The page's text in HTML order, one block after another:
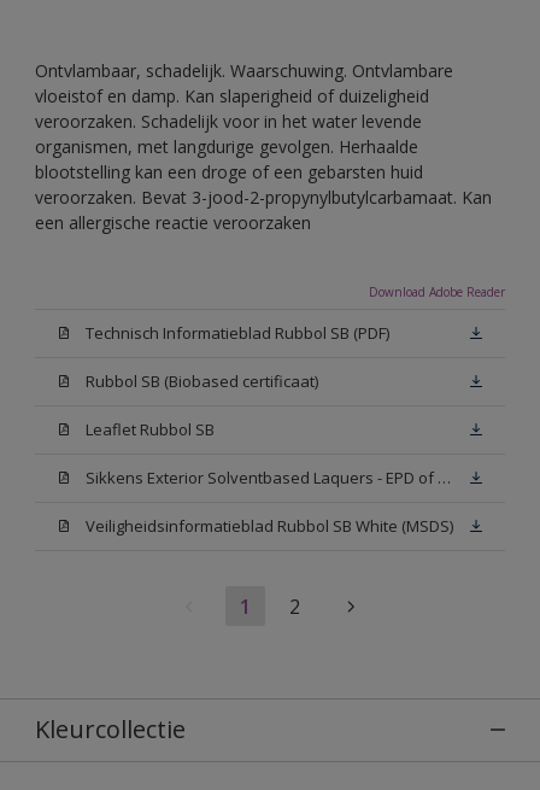
Ontvlambaar, schadelijk. Waarschuwing. Ontvlambare
vloeistof en damp. Kan slaperigheid of duizeligheid
veroorzaken. Schadelijk voor in het water levende
organismen, met langdurige gevolgen. Herhaalde
blootstelling kan een droge of een gebarsten huid
veroorzaken. Bevat 3-jood-2-propynylbutylcarbamaat. Kan
een allergische reactie veroorzaken
Download Adobe Reader
Technisch Informatieblad Rubbol SB (PDF)
Rubbol SB (Biobased certificaat)
Leaflet Rubbol SB
Sikkens Exterior Solventbased Laquers - EPD of Milieuproductverklaring
Veiligheidsinformatieblad Rubbol SB White (MSDS)
1 2
Kleurcollectie